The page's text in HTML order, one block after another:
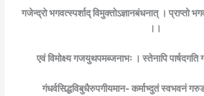
गजेन्द्रो भगवत्स्पर्शाद् विमुक्तोऽज्ञानबंधनात् । प्राप्तो
।।
एवं विमोक्ष्य गजयुथपमब्जनाभः । स्तेनापि
गंधर्वसिद्धविबुधैरुपगीयमान- कर्माभ्दुतं स्वभवनं